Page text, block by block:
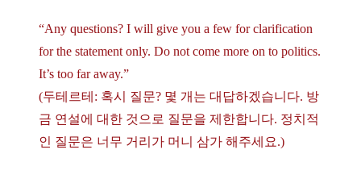
“Any questions? I will give you a few for clarification
for the statement only. Do not come more on to politics.
It’s too far away.”
(두테르테: 혹시 질문? 몇 개는 대답하겠습니다. 방
금 연설에 대한 것으로 질문을 제한합니다. 정치적
인 질문은 너무 거리가 머니 삼가 해주세요.)